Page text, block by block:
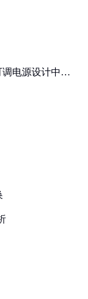
调电源设计中的